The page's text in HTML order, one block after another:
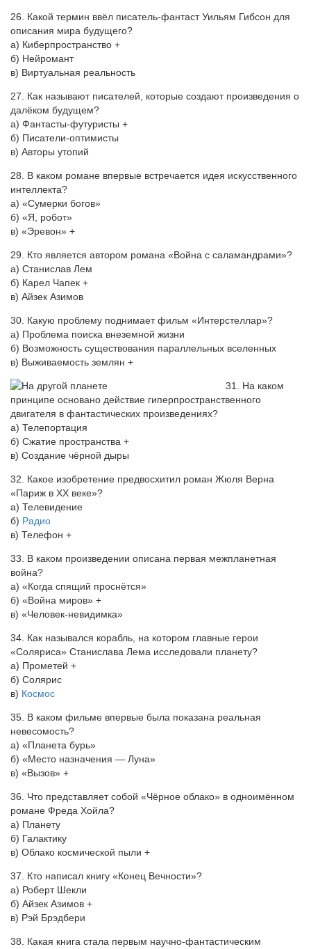
26. Какой термин ввёл писатель-фантаст Уильям Гибсон для
описания мира будущего?
а) Киберпространство +
б) Нейромант
в) Виртуальная реальность
27. Как называют писателей, которые создают произведения о
далёком будущем?
а) Фантасты-футуристы +
б) Писатели-оптимисты
в) Авторы утопий
28. В каком романе впервые встречается идея искусственного
интеллекта?
а) «Сумерки богов»
б) «Я, робот»
в) «Эревон» +
29. Кто является автором романа «Война с саламандрами»?
а) Станислав Лем
б) Карел Чапек +
в) Айзек Азимов
30. Какую проблему поднимает фильм «Интерстеллар»?
а) Проблема поиска внеземной жизни
б) Возможность существования параллельных вселенных
в) Выживаемость землян +
31. На каком
принципе основано действие гиперпространственного
двигателя в фантастических произведениях?
а) Телепортация
б) Сжатие пространства +
в) Создание чёрной дыры
32. Какое изобретение предвосхитил роман Жюля Верна
«Париж в XX веке»?
а) Телевидение
б) Радио
в) Телефон +
33. В каком произведении описана первая межпланетная
война?
а) «Когда спящий проснётся»
б) «Война миров» +
в) «Человек-невидимка»
34. Как назывался корабль, на котором главные герои
«Соляриса» Станислава Лема исследовали планету?
а) Прометей +
б) Солярис
в) Космос
35. В каком фильме впервые была показана реальная
невесомость?
а) «Планета бурь»
б) «Место назначения — Луна»
в) «Вызов» +
36. Что представляет собой «Чёрное облако» в одноимённом
романе Фреда Хойла?
а) Планету
б) Галактику
в) Облако космической пыли +
37. Кто написал книгу «Конец Вечности»?
а) Роберт Шекли
б) Айзек Азимов +
в) Рэй Брэдбери
38. Какая книга стала первым научно-фантастическим